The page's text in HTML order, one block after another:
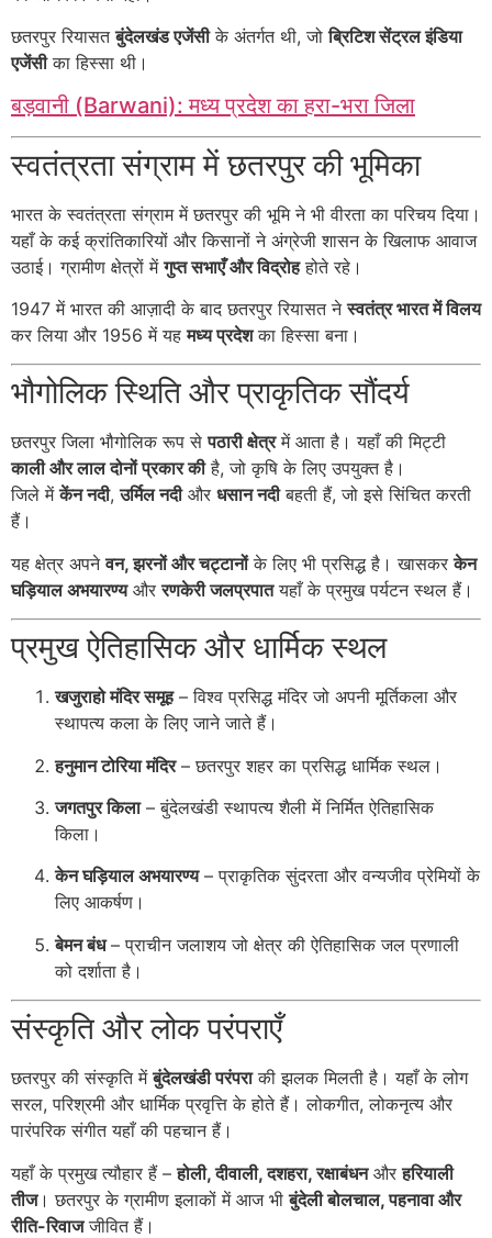
छतरपुर रियासतबुंदेलखंड एजेंसीके अंतर्गत थी, जोब्रिटिश सेंट्रल इंडिया
एजेंसीका हिस्सा थी।
बड़वानी (Barwani): मध्य प्रदेश का हरा-भरा जिला
स्वतंत्रता संग्राम में छतरपुर की भूमिका
भारत के स्वतंत्रता संग्राम में छतरपुर की भूमि ने भी वीरता का परिचय दिया।
यहाँ के कई क्रांतिकारियों और किसानों ने अंग्रेजी शासन के खिलाफ आवाज
उठाई। ग्रामीण क्षेत्रों मेंगुप्त सभाएँ और विद्रोहहोते रहे।
1947 में भारत की आज़ादी के बाद छतरपुर रियासत नेस्वतंत्र भारत में विलय
कर लिया और 1956 में यहमध्य प्रदेशका हिस्सा बना।
भौगोलिक स्थिति और प्राकृतिक सौंदर्य
छतरपुर जिला भौगोलिक रूप सेपठारी क्षेत्रमें आता है। यहाँ की मिट्टी
काली और लाल दोनों प्रकार कीहै, जो कृषि के लिए उपयुक्त है।
जिले मेंकेंन नदी,उर्मिल नदीऔर धसान नदीबहती हैं, जो इसे सिंचित करती
हैं।
यह क्षेत्र अपनेवन, झरनों और चट्टानोंके लिए भी प्रसिद्ध है। खासकरकेन
घड़ियाल अभयारण्यऔररणकेरी जलप्रपातयहाँ के प्रमुख पर्यटन स्थल हैं।
प्रमुख ऐतिहासिक और धार्मिक स्थल
खजुराहो मंदिर समूह– विश्व प्रसिद्ध मंदिर जो अपनी मूर्तिकला और
स्थापत्य कला के लिए जाने जाते हैं।
हनुमान टोरिया मंदिर– छतरपुर शहर का प्रसिद्ध धार्मिक स्थल।
जगतपुर किला– बुंदेलखंडी स्थापत्य शैली में निर्मित ऐतिहासिक
किला।
केन घड़ियाल अभयारण्य– प्राकृतिक सुंदरता और वन्यजीव प्रेमियों के
लिए आकर्षण।
बेमन बंध– प्राचीन जलाशय जो क्षेत्र की ऐतिहासिक जल प्रणाली
को दर्शाता है।
संस्कृति और लोक परंपराएँ
छतरपुर की संस्कृति मेंबुंदेलखंडी परंपराकी झलक मिलती है। यहाँ के लोग
सरल, परिश्रमी और धार्मिक प्रवृत्ति के होते हैं। लोकगीत, लोकनृत्य और
पारंपरिक संगीत यहाँ की पहचान हैं।
यहाँ के प्रमुख त्यौहार हैं –होली, दीवाली, दशहरा, रक्षाबंधनऔरहरियाली
तीज। छतरपुर के ग्रामीण इलाकों में आज भीबुंदेली बोलचाल, पहनावा और
रीति-रिवाजजीवित हैं।